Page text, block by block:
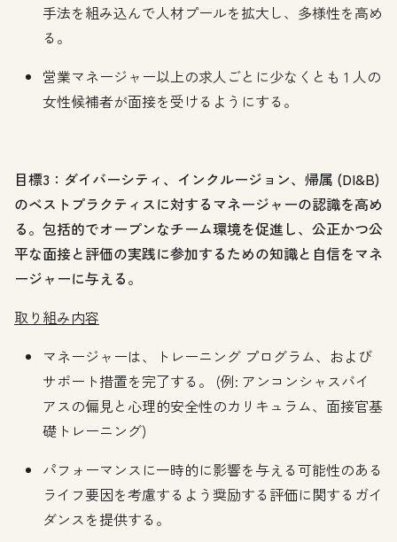
手法を組み込んで人材プールを拡大し、多様性を高め
る。
営業マネージャー以上の求人ごとに少なくとも 1 人の
女性候補者が面接を受けるようにする。
目標3：ダイバーシティ、インクルージョン、帰属 (DI&B)
のベストプラクティスに対するマネージャーの認識を高め
る。包括的でオープンなチーム環境を促進し、公正かつ公
平な面接と評価の実践に参加するための知識と自信をマネ
ージャーに与える。
取り組み内容
マネージャーは、トレーニング プログラム、および
サポート措置を完了する。 (例: アンコンシャスバイ
アスの偏見と心理的安全性のカリキュラム、面接官基
礎トレーニング)
パフォーマンスに一時的に影響を与える可能性のある
ライフ要因を考慮するよう奨励する評価に関するガイ
ダンスを提供する。